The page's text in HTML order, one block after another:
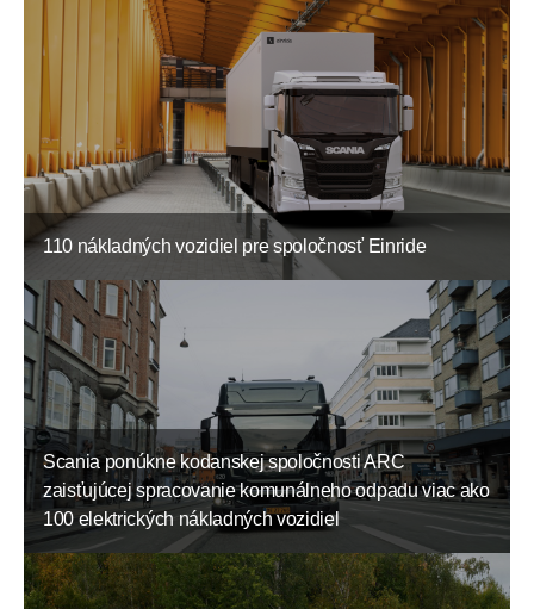
110 nákladných vozidiel pre spoločnosť Einride
Scania ponúkne kodanskej spoločnosti ARC
zaisťujúcej spracovanie komunálneho odpadu viac ako
100 elektrických nákladných vozidiel